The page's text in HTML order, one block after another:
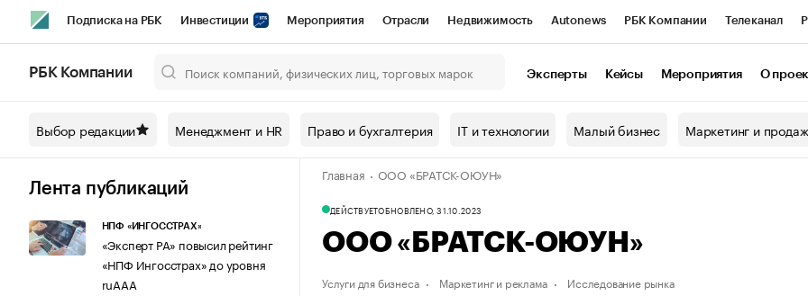
Подписка на РБК Инвестиции Мероприятия Отрасли Недвижимость Autonews РБК Компании Телеканал
Спецпроекты СПб Конференции СПб Спецпроекты Проверка контрагентов
Технологии и медиа Рынок наличной валюты
РБК Компании Эксперты Кейсы Мероприятия О
Выбор редакции Менеджмент и HR Право и бухгалтерия IT и технологии Малый бизнес Маркетинг и
Лента публикаций
НПФ «ИНГОССТРАХ»
«Эксперт РА» повысил рейтинг
«НПФ Ингосстрах» до уровня
ruAAA
Главная ООО «БРАТСК-ОЮУН»
ДЕЙСТВУЕТОБНОВЛЕНО, 31.10.2023
ООО «БРАТСК-ОЮУН»
Услуги для бизнеса Маркетинг и реклама Исследование рынка